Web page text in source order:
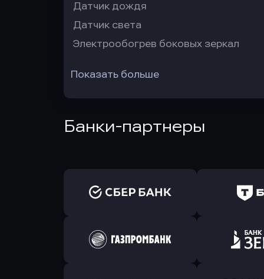
Датчик дождя
Датчик света
Электрообогрев боковых зеркал
Показать больше
Банки-партнеры
Оправить заявку
в Сбербанк
в Т-Банк